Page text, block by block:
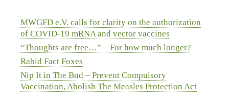
MWGFD e.V. calls for clarity on the authorization
of COVID-19 mRNA and vector vaccines
“Thoughts are free…” – For how much longer?
Rabid Fact Foxes
Nip It in The Bud – Prevent Compulsory
Vaccination, Abolish The Measles Protection Act